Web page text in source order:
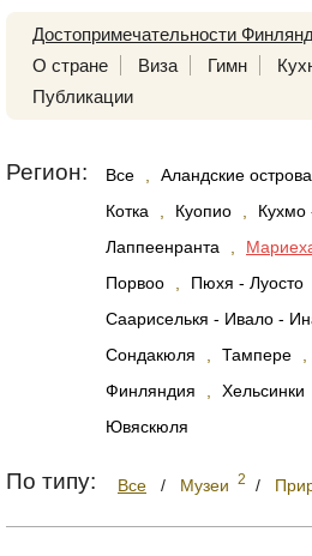
Достопримечательности
О стране
Виза Гимн
Публикации
Регион: Все Аландские острова
Котка
Куопио Кухмо
Лаппеенранта
Порвоо
Пюхя - Луосто
Саариселькя - Ивало -
Сондакюля
Тампере
Финляндия
Хельсинки
Ювяскюля
По типу: Все / Музеи 2 /